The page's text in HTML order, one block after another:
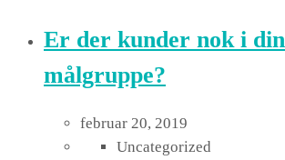
Er der kunder nok i din
målgruppe?
februar 20, 2019
Uncategorized